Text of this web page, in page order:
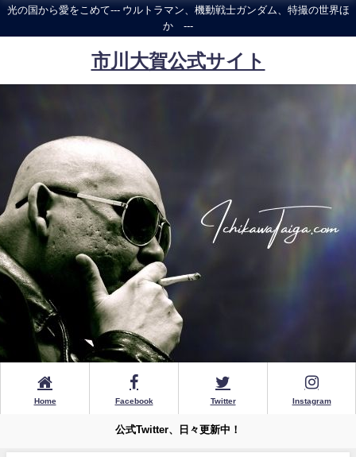
光の国から愛をこめて--- ウルトラマン、機動戦士ガンダム、特撮の世界ほ
か ---
市川大賀公式サイト
Home Facebook Twitter Instagram
公式Twitter、日々更新中！